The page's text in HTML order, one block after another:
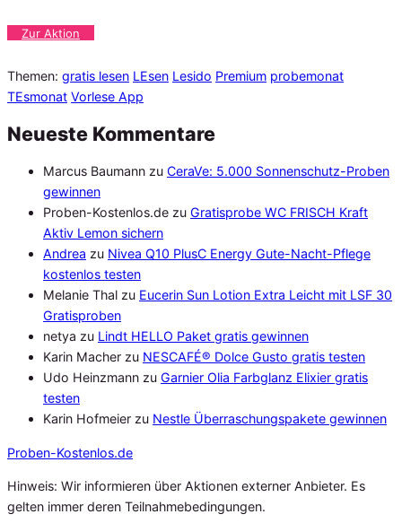
Zur Aktion
Themen: gratis lesen LEsen Lesido Premium probemonat
TEsmonat Vorlese App
Neueste Kommentare
Marcus Baumann zu CeraVe: 5.000 Sonnenschutz-Proben
gewinnen
Proben-Kostenlos.de zu Gratisprobe WC FRISCH Kraft
Aktiv Lemon sichern
Andrea zu Nivea Q10 PlusC Energy Gute-Nacht-Pflege
kostenlos testen
Melanie Thal zu Eucerin Sun Lotion Extra Leicht mit LSF 30
Gratisproben
netya zu Lindt HELLO Paket gratis gewinnen
Karin Macher zu NESCAFÉ® Dolce Gusto gratis testen
Udo Heinzmann zu Garnier Olia Farbglanz Elixier gratis
testen
Karin Hofmeier zu Nestle Überraschungspakete gewinnen
Proben-Kostenlos.de
Hinweis: Wir informieren über Aktionen externer Anbieter. Es
gelten immer deren Teilnahmebedingungen.